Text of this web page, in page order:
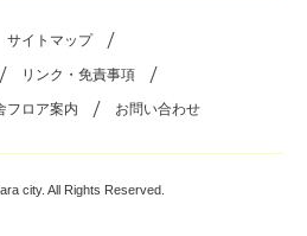
サイトマップ
リンク・免責事項
フロア案内 お問い合わせ
city. All Rights Reserved.